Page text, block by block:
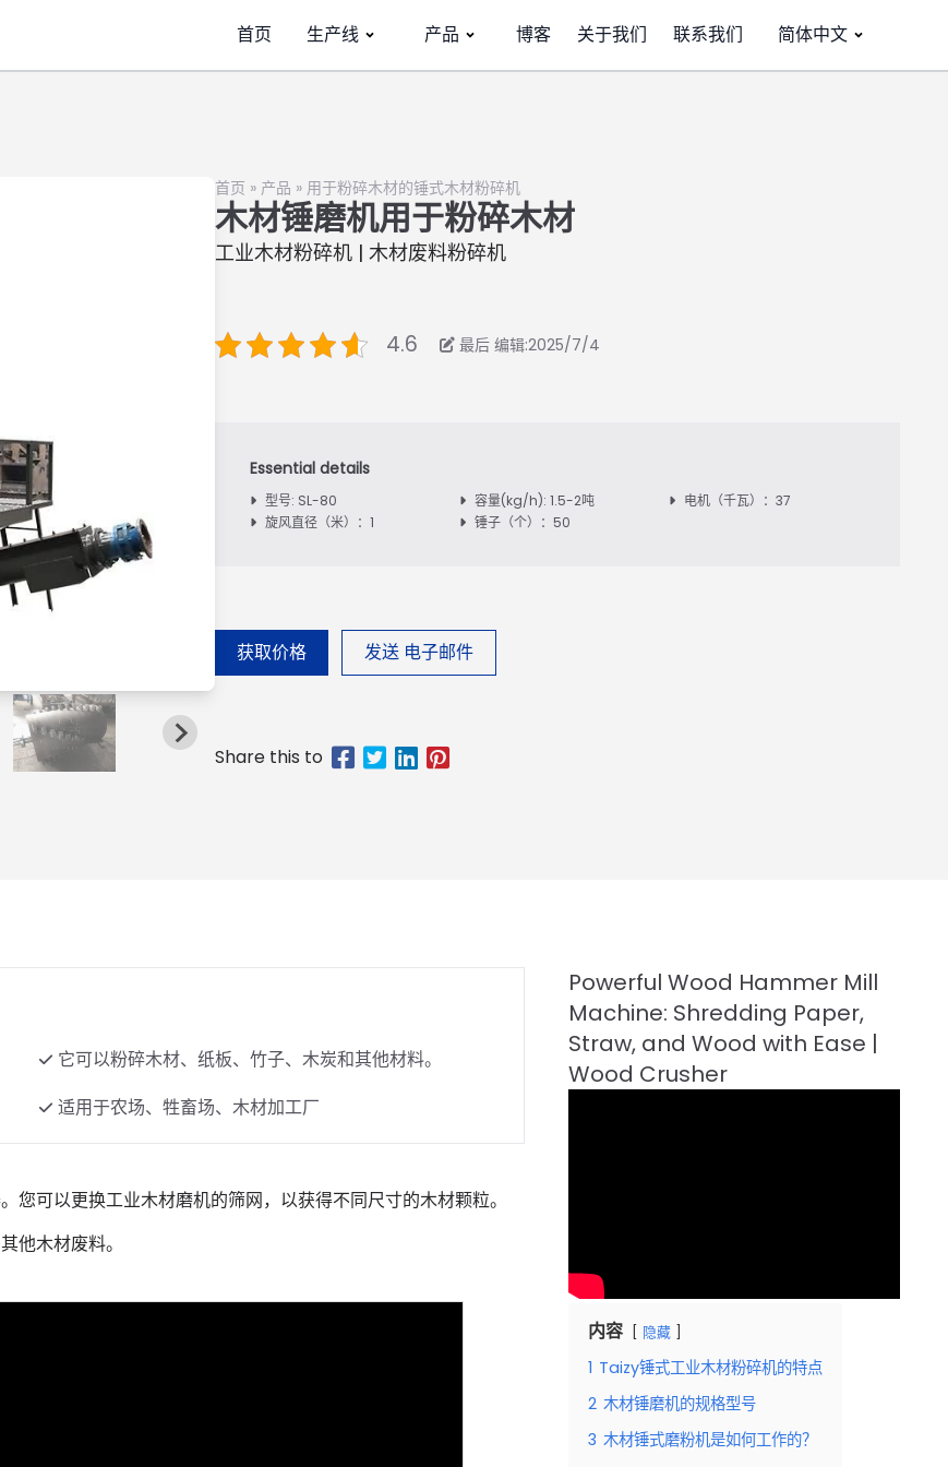
首页 生产线 产品 博客 关于我们 联系我们 简体中文
首页 » 产品 » 用于粉碎木材的锤式木材粉碎机
木材锤磨机用于粉碎木材
工业木材粉碎机 | 木材废料粉碎机
4.6 最后 编辑:2025/7/4
型号: SL-80 容量(kg/h): 1.5-2吨
电机（千瓦）：37
旋风直径（米）：1
锤子（个）：50
获取价格 发送 电子邮件
它可以粉碎木材、纸板、竹子、木炭和其他材料。
适用于农场、牲畜场、木材加工厂
可以更换工业木材磨机的筛网，以获得不同尺寸的木材颗粒。
他木材废料。
内容 隐藏
1 Taizy锤式工业木材粉碎机的特点
2 木材锤磨机的规格型号
3 木材锤式磨粉机是如何工作的？